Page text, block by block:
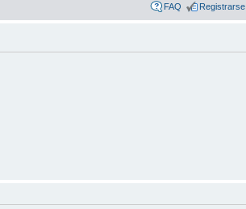
FAQ Registrarse